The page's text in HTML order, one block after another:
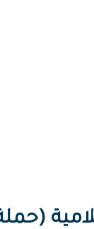
(حملة